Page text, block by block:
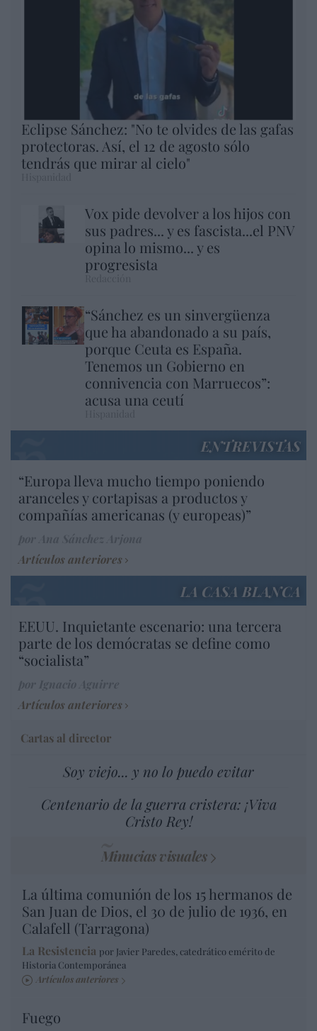
Eclipse Sánchez: "No te olvides de las gafas
protectoras. Así, el 12 de agosto sólo
tendrás que mirar al cielo"
Vox pide devolver a los hijos con
sus padres... y es fascista...el PNV
opina lo mismo... y es
progresista
“Sánchez es un sinvergüenza
que ha abandonado a su país,
porque Ceuta es España.
Tenemos un Gobierno en
connivencia con Marruecos”:
acusa una ceutí
ENTREVISTAS
“Europa lleva mucho tiempo poniendo
aranceles y cortapisas a productos y
compañías americanas (y europeas)”
Artículos anteriores
LA CASA BLANCA
EEUU. Inquietante escenario: una tercera
parte de los demócratas se define como
“socialista”
Artículos anteriores
Cartas al director
Soy viejo... y no lo puedo evitar
Centenario de la guerra cristera: ¡Viva
Cristo Rey!
Minucias visuales
La última comunión de los 15 hermanos de
San Juan de Dios, el 30 de julio de 1936, en
Calafell (Tarragona)
La Resistencia por Javier Paredes, catedrático emérito de
Historia Contemporánea
Artículos anteriores
Fuego